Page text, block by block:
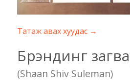
Татаж авах хуудас →
Брэндинг
(Shaan Shiv Suleman)